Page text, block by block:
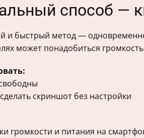
способ —
и быстрый метод —
может понадобиться
скриншот без настройки
громкости и питания на